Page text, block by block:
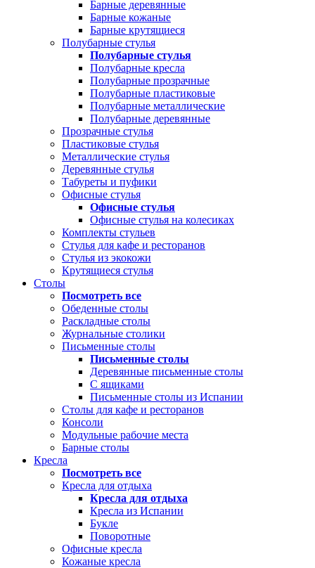
Барные деревянные
Барные кожаные
Барные крутящиеся
Полубарные стулья
Полубарные стулья
Полубарные кресла
Полубарные прозрачные
Полубарные пластиковые
Полубарные металлические
Полубарные деревянные
Прозрачные стулья
Пластиковые стулья
Металлические стулья
Деревянные стулья
Табуреты и пуфики
Офисные стулья
Офисные стулья
Офисные стулья на колесиках
Комплекты стульев
Стулья для кафе и ресторанов
Стулья из экокожи
Крутящиеся стулья
Столы
Посмотреть все
Обеденные столы
Раскладные столы
Журнальные столики
Письменные столы
Письменные столы
Деревянные письменные столы
С ящиками
Письменные столы из Испании
Столы для кафе и ресторанов
Консоли
Модульные рабочие места
Барные столы
Кресла
Посмотреть все
Кресла для отдыха
Кресла для отдыха
Кресла из Испании
Букле
Поворотные
Офисные кресла
Кожаные кресла